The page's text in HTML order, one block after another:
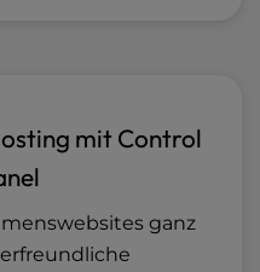
mit Control
ganz